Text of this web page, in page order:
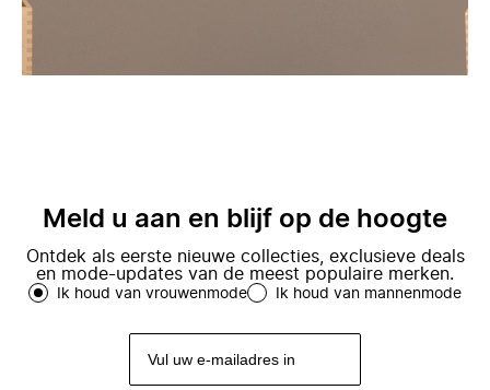
Meld u aan en blijf op de hoogte
Ontdek als eerste nieuwe collecties, exclusieve deals
en mode-updates van de meest populaire merken.
Ik houd van vrouwenmode Ik houd van mannenmode